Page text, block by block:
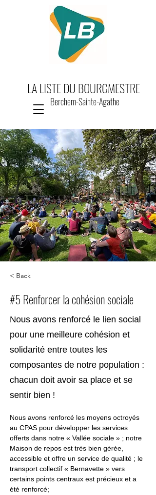
LA LISTE DU BOURGMESTRE
Berchem-Sainte-Agathe
< Back
#5 Renforcer la cohésion sociale
Nous avons renforcé le lien social
pour une meilleure cohésion et
solidarité entre toutes les
composantes de notre population :
chacun doit avoir sa place et se
sentir bien !
Nous avons renforcé les moyens octroyés
au CPAS pour développer les services
offerts dans notre « Vallée sociale » ; notre
Maison de repos est très bien gérée,
accessible et offre un service de qualité ; le
transport collectif « Bernavette » vers
certains points centraux est précieux et a
été renforcé;